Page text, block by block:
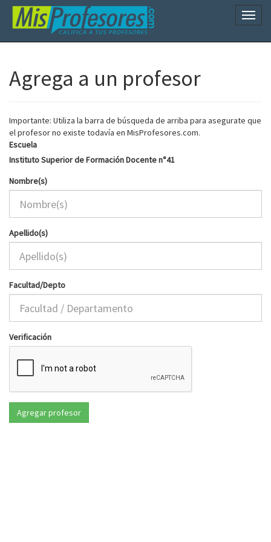
Agrega a un profesor
Importante: Utiliza la barra de búsqueda de arriba para asegurate que
el profesor no existe todavía en MisProfesores.com.
Escuela
Instituto Superior de Formación Docente n°41
Nombre(s)
Apellido(s)
Facultad/Depto
Verificación